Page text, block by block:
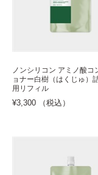
ノンシリコン アミノ酸コ
ョナー白樹（はくじゅ）
用リフィル
¥3,300 （税込）